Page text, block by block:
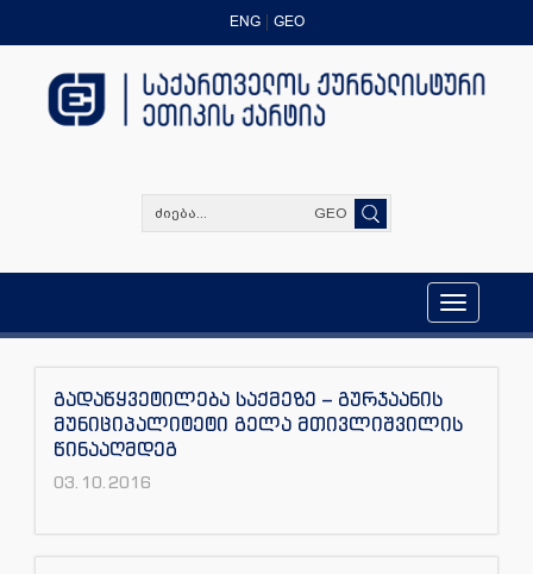
ENG GEO
GEO
Toggle
navigation
გადაწყვეტილება საქმეზე – გურჯაანის
მუნიციპალიტეტი გელა მთივლიშვილის
წინააღმდეგ
03.10.2016